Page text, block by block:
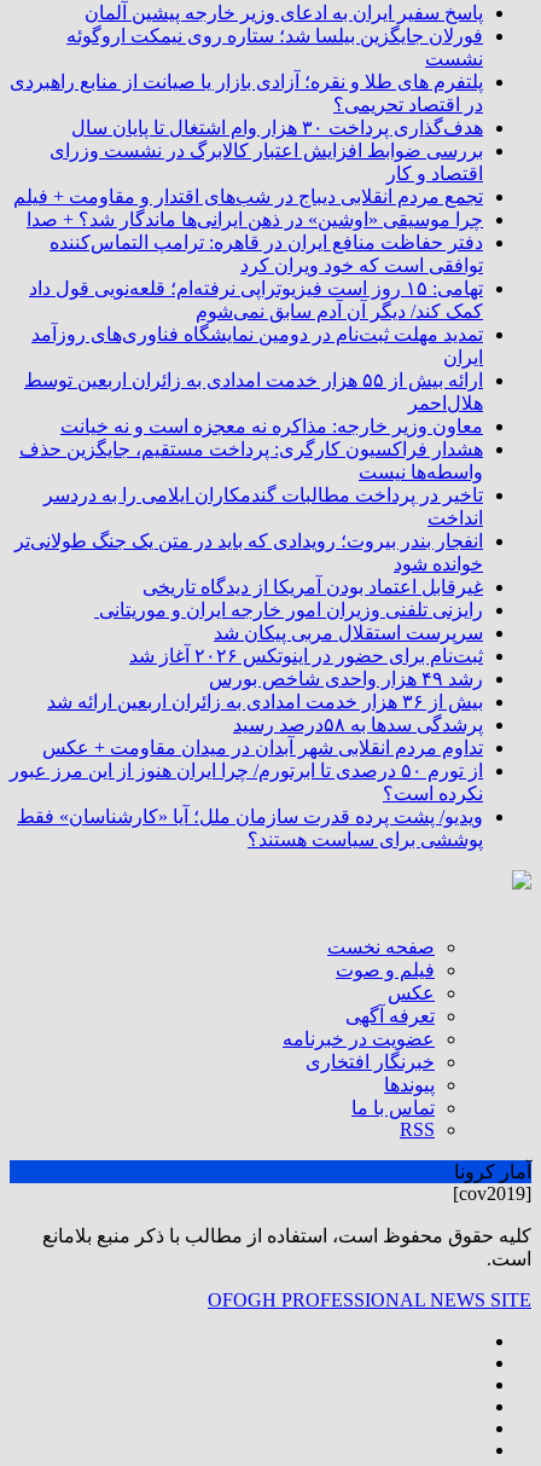
پاسخ سفیر ایران به ادعای وزیر خارجه پیشین آلمان
فورلان جایگزین بیلسا شد؛ ستاره روی نیمکت اروگوئه
نشست
پلتفرم ‌های طلا و نقره؛ آزادی بازار یا صیانت از منابع راهبردی
در اقتصاد تحریمی؟
هدف‌گذاری پرداخت ۳۰ هزار وام اشتغال تا پایان سال
بررسی ضوابط افزایش اعتبار کالابرگ در نشست وزرای
اقتصاد و کار
تجمع مردم انقلابی دیباج در شب‌های اقتدار و مقاومت + فیلم
چرا موسیقی «اوشین» در ذهن ایرانی‌ها ماندگار شد؟ + صدا
دفتر حفاظت منافع ایران در قاهره: ترامپ التماس‌کننده
توافقی است که خود ویران کرد
تهامی: ۱۵ روز است فیزیوتراپی نرفته‌ام؛ قلعه‌نویی قول داد
کمک کند/ دیگر آن آدم سابق نمی‌شوم
تمدید مهلت ثبت‌نام در دومین نمایشگاه فناوری‌های روزآمد
ایران
ارائه بیش از ۵۵ هزار خدمت امدادی به زائران اربعین توسط
هلال‌احمر
معاون وزیر خارجه: مذاکره نه معجزه است و نه خیانت
هشدار فراکسیون کارگری: پرداخت مستقیم، جایگزین حذف
واسطه‌ها نیست
تاخیر در پرداخت مطالبات گندمکاران ایلامی را به دردسر
انداخت
انفجار بندر بیروت؛ رویدادی که باید در متن یک جنگ طولانی‌تر
خوانده شود
غیرقابل اعتماد بودن آمریکا از دیدگاه تاریخی
رایزنی تلفنی وزیران امور خارجه ایران و موریتانی
سرپرست استقلال مربی پیکان شد
ثبت‌نام برای حضور در اینوتکس ۲۰۲۶ آغاز شد
رشد ۴۹ هزار واحدی شاخص بورس
بیش از ۳۶ هزار خدمت امدادی به زائران اربعین ارائه شد
پرشدگی سدها به ۵۸درصد رسید
تداوم مردم انقلابی شهر آبدان در میدان مقاومت + عکس
از تورم ۵۰ درصدی تا ابرتورم/ چرا ایران هنوز از این مرز عبور
نکرده است؟
ویدیو/ پشت پرده قدرت سازمان ملل؛ آیا «کارشناسان» فقط
پوششی برای سیاست هستند؟
صفحه نخست
فیلم و صوت
عکس
تعرفه آگهی
عضویت در خبرنامه
خبرنگار افتخاری
پیوندها
تماس با ما
RSS
آمار کرونا
[cov2019]
كليه حقوق محفوظ است، استفاده از مطالب با ذكر منبع بلامانع
است.
OFOGH PROFESSIONAL NEWS SITE